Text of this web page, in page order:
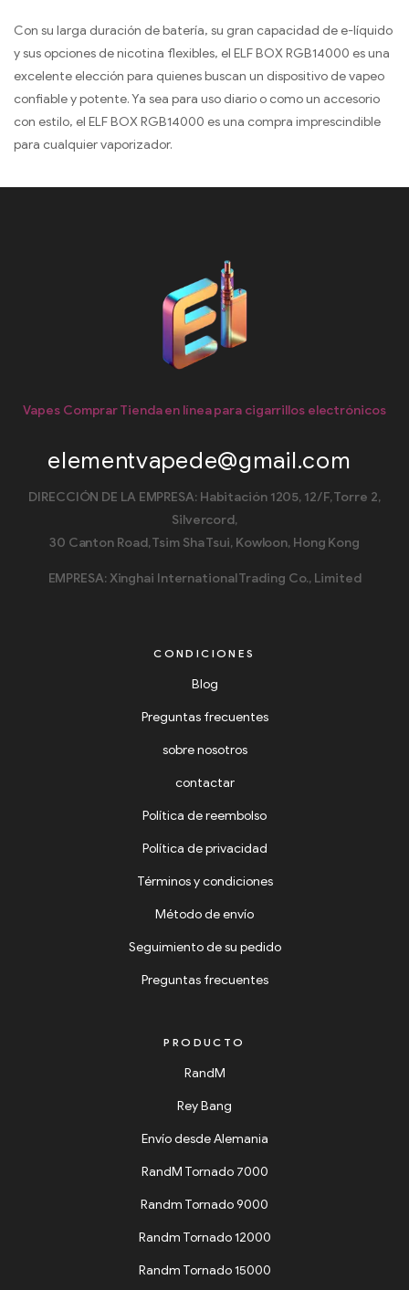
Con su larga duración de batería, su gran capacidad de e-líquido
y sus opciones de nicotina flexibles, el ELF BOX RGB14000 es una
excelente elección para quienes buscan un dispositivo de vapeo
confiable y potente. Ya sea para uso diario o como un accesorio
con estilo, el ELF BOX RGB14000 es una compra imprescindible
para cualquier vaporizador.
Vapes Comprar Tienda en línea para cigarrillos electrónicos
elementvapede@gmail.com
DIRECCIÓN DE LA EMPRESA: Habitación 1205, 12/F, Torre 2,
Silvercord,
30 Canton Road, Tsim Sha Tsui, Kowloon, Hong Kong
EMPRESA: Xinghai International Trading Co., Limited
CONDICIONES
Blog
Preguntas frecuentes
sobre nosotros
contactar
Política de reembolso
Política de privacidad
Términos y condiciones
Método de envío
Seguimiento de su pedido
Preguntas frecuentes
PRODUCTO
RandM
Rey Bang
Envío desde Alemania
RandM Tornado 7000
Randm Tornado 9000
Randm Tornado 12000
Randm Tornado 15000